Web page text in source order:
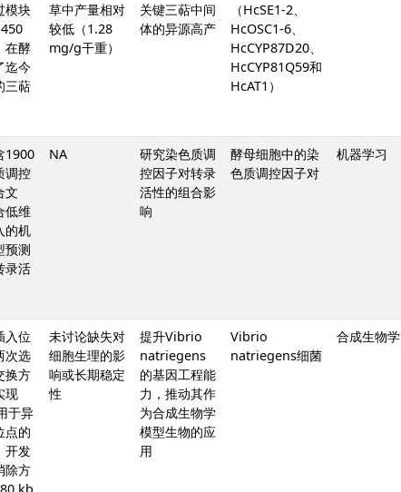
模块
在酵
迄今
三萜
草中产量相对
较低（1.28
mg/g干重）
关键三萜中间
体的异源高产
（HcSE1-2、
HcOSC1-6、
HcCYP87D20、
HcCYP81Q59和
HcAT1）
1900
调控
文
低维
的机
预测
录活
NA
研究染色质调
控因子对转录
活性的组合影
响
酵母细胞中的染
色质调控因子对
机器学习
入位
次选
换方
现
于异
点的
开发
除方
未讨论缺失对
细胞生理的影
响或长期稳定
性
提升Vibrio
natriegens
的基因工程能
力，推动其作
为合成生物学
模型生物的应
用
Vibrio
natriegens细菌
合成生物学